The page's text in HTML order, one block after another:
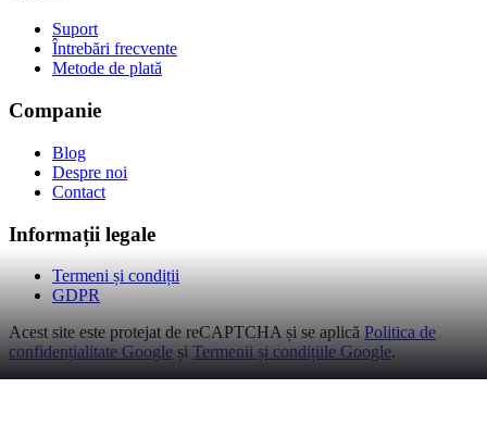
Suport
Întrebări frecvente
Metode de plată
Companie
Blog
Despre noi
Contact
Informații legale
Termeni și condiții
GDPR
Acest site este protejat de reCAPTCHA și se aplică Politica de
confidențialitate Google și Termenii și condițiile Google.